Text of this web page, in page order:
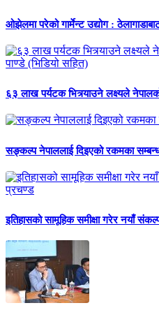
ओझेलमा परेको गार्मेन्ट उद्योग :
६३ लाख पर्यटक भित्र्याउने लक्ष्यले
सङ्कल्प नेपाललाई दिइएको रकमका
इतिहासको सामूहिक समीक्षा गरेर नयाँ